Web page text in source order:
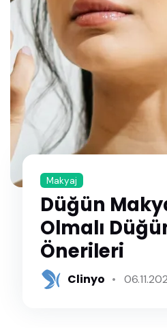
Makyaj
Düğün
Olmalı
Önerileri
Clinyo